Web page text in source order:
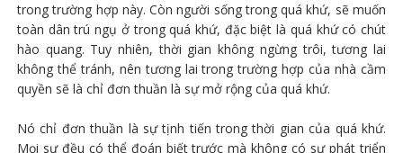
trong trường hợp này. Còn người sống trong quá khứ, sẽ muốn
toàn dân trú ngụ ở trong quá khứ, đặc biệt là quá khứ có chút
hào quang. Tuy nhiên, thời gian không ngừng trôi, tương lai
không thể tránh, nên tương lai trong trường hợp của nhà cầm
quyền sẽ là chỉ đơn thuần là sự mở rộng của quá khứ.
Nó chỉ đơn thuần là sự tịnh tiến trong thời gian của quá khứ.
Mọi sự đều có thể đoán biết trước mà không có sự phát triển